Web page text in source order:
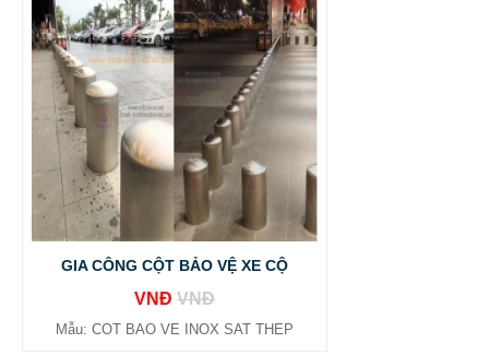
GIA CÔNG CỘT BẢO VỆ XE CỘ
VNĐ VNĐ
Mẫu: COT BAO VE INOX SAT THEP